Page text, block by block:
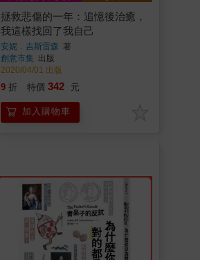
拯救悲傷的一年：追憶後治癒，
我這樣找回了我自己
安妮．吉斯雷森 著
創意市集 出版
2020/04/01 出版
9 折 特價 342 元
加入購物車